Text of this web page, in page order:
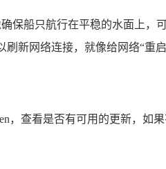
保船只航行在平稳的水面上，
刷新网络连接，就像给网络“重
，查看是否有可用的更新，如